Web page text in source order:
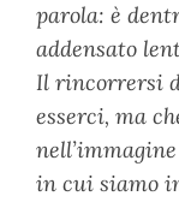
parola: è
addensato
Il rincorrersi
esserci, ma
in cui siamo